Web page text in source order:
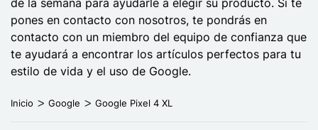
pones en contacto con nosotros, te pondrás en
contacto con un miembro del equipo de confianza que
te ayudará a encontrar los artículos perfectos para tu
estilo de vida y el uso de Google.
Inicio Google Google Pixel 4 XL